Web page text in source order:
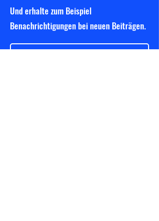
Und erhalte zum Beispiel
Benachrichtigungen bei neuen Beiträgen.